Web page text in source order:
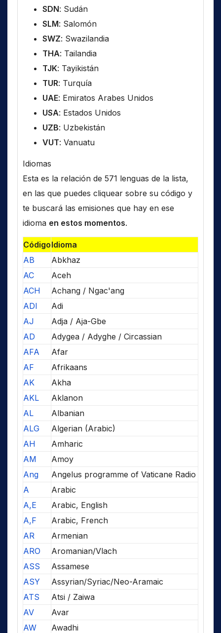
SDN: Sudán
SLM: Salomón
SWZ: Swazilandia
THA: Tailandia
TJK: Tayikistán
TUR: Turquía
UAE: Emiratos Arabes Unidos
USA: Estados Unidos
UZB: Uzbekistán
VUT: Vanuatu
Idiomas
Esta es la relación de 571 lenguas de la lista,
en las que puedes cliquear sobre su código y
te buscará las emisiones que hay en ese
idioma en estos momentos.
CódigoIdioma
AB
Abkhaz
AC
Aceh
ACH
Achang / Ngac'ang
ADI
Adi
AJ
Adja / Aja-Gbe
AD
Adygea / Adyghe / Circassian
AFA
Afar
AF
Afrikaans
AK
Akha
AKL
Aklanon
AL
Albanian
ALG
Algerian (Arabic)
AH
Amharic
AM
Amoy
Ang
Angelus programme of Vaticane Radio
A
Arabic
A,E
Arabic, English
A,F
Arabic, French
AR
Armenian
ARO
Aromanian/Vlach
ASS
Assamese
ASY
Assyrian/Syriac/Neo-Aramaic
ATS
Atsi / Zaiwa
AV
Avar
AW
Awadhi